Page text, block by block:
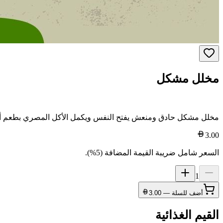
مخلل مشكل
مخلل مشكل حادق ومنعش يفتح النفس ويكمل الأكل المصري بطعم
3.00
السعر شامل ضريبة القيمة المضافة (5%).
1
أضف للسلة — 3.00
القيم الغذائية